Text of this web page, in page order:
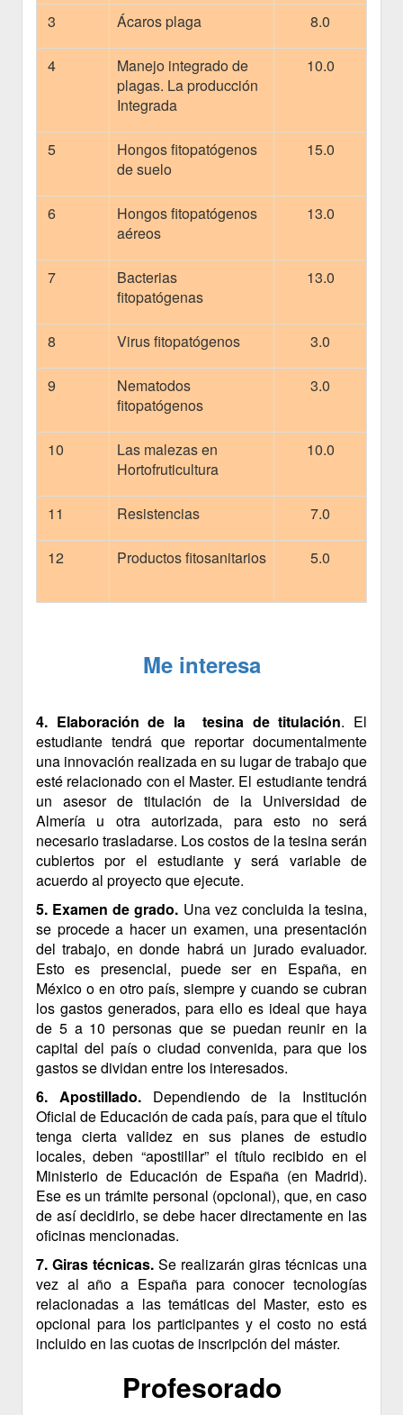
3 Ácaros plaga 8.0
4
Manejo integrado de
plagas. La producción
Integrada
10.0
5
Hongos fitopatógenos
de suelo
15.0
6
Hongos fitopatógenos
aéreos
13.0
7
Bacterias
fitopatógenas
13.0
8 Virus fitopatógenos 3.0
9
Nematodos
fitopatógenos
3.0
10
Las malezas en
Hortofruticultura
10.0
11 Resistencias 7.0
12 Productos fitosanitarios 5.0
Me interesa
4. Elaboración de la tesina de titulación. El
estudiante tendrá que reportar documentalmente
una innovación realizada en su lugar de trabajo que
esté relacionado con el Master. El estudiante tendrá
un asesor de titulación de la Universidad de
Almería u otra autorizada, para esto no será
necesario trasladarse. Los costos de la tesina serán
cubiertos por el estudiante y será variable de
acuerdo al proyecto que ejecute.
5. Examen de grado. Una vez concluida la tesina,
se procede a hacer un examen, una presentación
del trabajo, en donde habrá un jurado evaluador.
Esto es presencial, puede ser en España, en
México o en otro país, siempre y cuando se cubran
los gastos generados, para ello es ideal que haya
de 5 a 10 personas que se puedan reunir en la
capital del país o ciudad convenida, para que los
gastos se dividan entre los interesados.
6. Apostillado.Dependiendo de la Institución
Oficial de Educación de cada país, para que el título
tenga cierta validez en sus planes de estudio
locales, deben “apostillar” el título recibido en el
Ministerio de Educación de España (en Madrid).
Ese es un trámite personal (opcional), que, en caso
de así decidirlo, se debe hacer directamente en las
oficinas mencionadas.
7. Giras técnicas. Se realizarán giras técnicas una
vez al año a España para conocer tecnologías
relacionadas a las temáticas del Master, esto es
opcional para los participantes y el costo no está
incluido en las cuotas de inscripción del máster.
Profesorado